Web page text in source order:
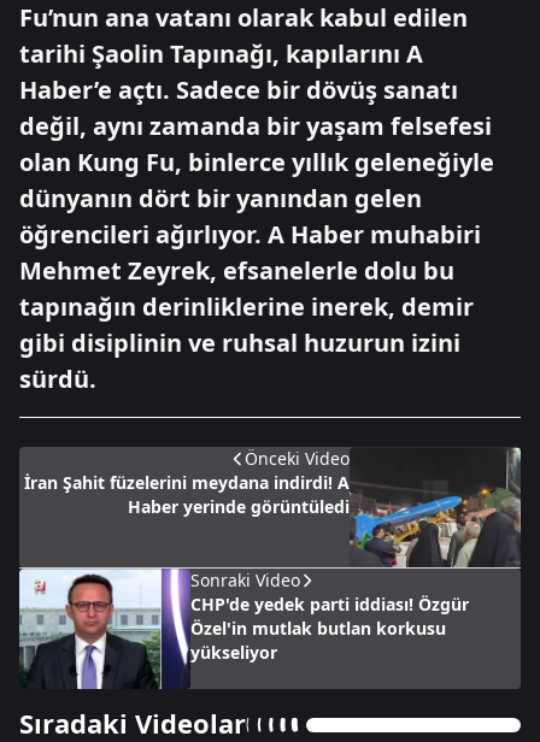
Fu’nun ana vatanı olarak kabul edilen
tarihi Şaolin Tapınağı, kapılarını A
Haber’e açtı. Sadece bir dövüş sanatı
değil, aynı zamanda bir yaşam felsefesi
olan Kung Fu, binlerce yıllık geleneğiyle
dünyanın dört bir yanından gelen
öğrencileri ağırlıyor. A Haber muhabiri
Mehmet Zeyrek, efsanelerle dolu bu
tapınağın derinliklerine inerek, demir
gibi disiplinin ve ruhsal huzurun izini
sürdü.
Önceki Video
İran Şahit füzelerini meydana indirdi! A
Haber yerinde görüntüledi
Sonraki Video
CHP'de yedek parti iddiası! Özgür
Özel'in mutlak butlan korkusu
yükseliyor
Sıradaki Videolar